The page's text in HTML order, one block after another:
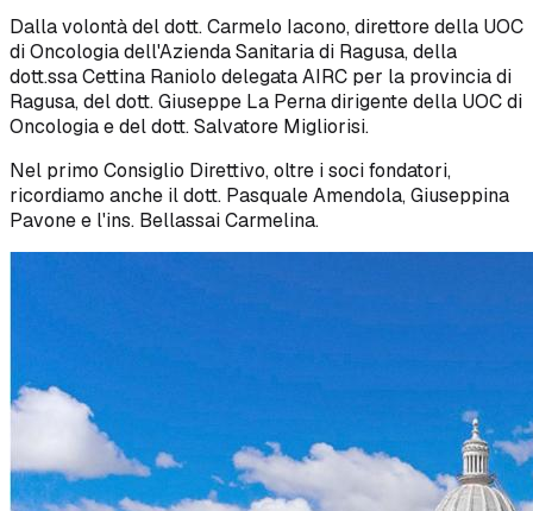
Dalla volontà del dott. Carmelo Iacono, direttore della UOC
di Oncologia dell'Azienda Sanitaria di Ragusa, della
dott.ssa Cettina Raniolo delegata AIRC per la provincia di
Ragusa, del dott. Giuseppe La Perna dirigente della UOC di
Oncologia e del dott. Salvatore Migliorisi.
Nel primo Consiglio Direttivo, oltre i soci fondatori,
ricordiamo anche il dott. Pasquale Amendola, Giuseppina
Pavone e l'ins. Bellassai Carmelina.